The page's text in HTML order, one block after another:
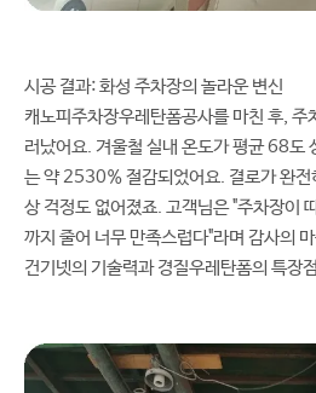
시공 결과: 화성 주차장의 놀라운 변신
캐노피주차장우레탄폼공사를 마친 후, 주
러났어요. 겨울철 실내 온도가 평균 68도
는 약 2530% 절감되었어요. 결로가 완전
상 걱정도 없어졌죠. 고객님은 "주차장이
까지 줄어 너무 만족스럽다"라며 감사의
건기넷의 기술력과 경질우레탄폼의 특장